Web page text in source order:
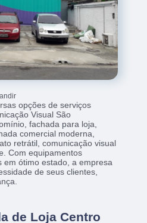
opções de serviços
Visual São
fachada para loja,
comercial moderna,
retrátil, comunicação visual
Com equipamentos
em ótimo estado, a empresa
de seus clientes,
de Loja Centro